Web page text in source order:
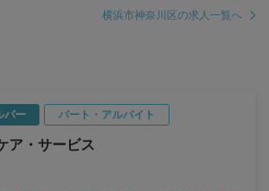
横浜市神奈川区の求人一覧へ
パー パート・アルバイト
ア・サービス